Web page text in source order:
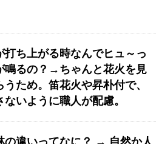
打ち上がる時なんでヒュ～っ
鳴るの？→ちゃんと花火を見
うため。笛花火や昇朴付で、
ないように職人が配慮。
の違いってなに？ → 自然か人